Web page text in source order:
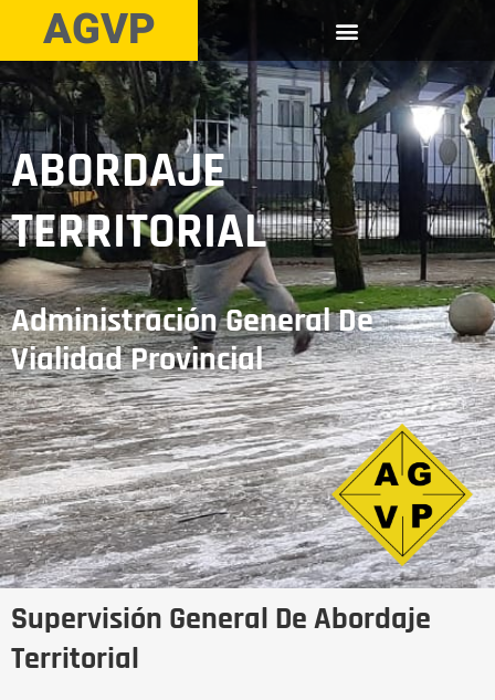
AGVP
ABORDAJE
TERRITORIAL
Administración General De
Vialidad Provincial
Supervisión General De Abordaje
Territorial